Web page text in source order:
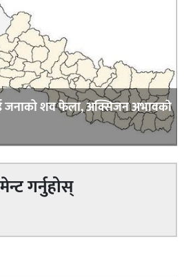
दुई जनाको शव फेला, अक्सिजन अभावकाे
गर्नुहोस्